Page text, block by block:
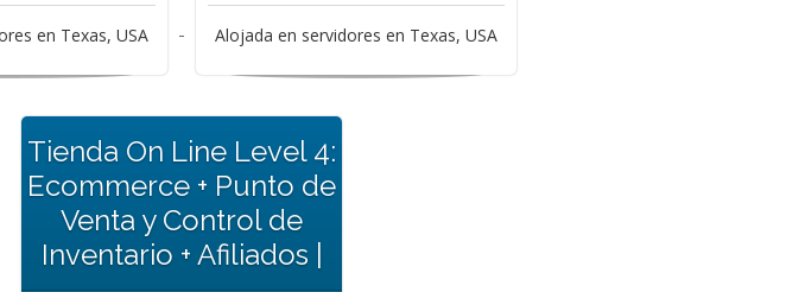
en Texas, USA Alojada en servidores en Texas, USA
Tienda On Line Level 4:
Ecommerce + Punto de
Venta y Control de
Inventario + Afiliados |